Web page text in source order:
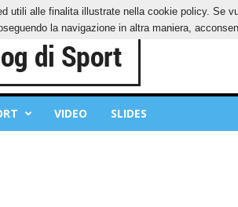
VIDEO SLIDES
alle finalita illustrate nella cookie policy. Se
la navigazione in altra maniera,